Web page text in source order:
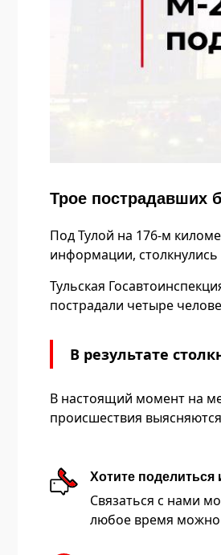
Трое пострадавших
Под Тулой на 176-м
информации,
Тульская
пострадали четыре
В результате
В настоящий момент на
происшествия
Хотите
Связаться с нами
любое время можно